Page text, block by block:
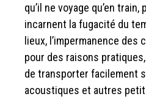
qu’il ne voyage qu’en
incarnent la fugacité du
lieux, l’impermanence des
pour des raisons
de transporter facilement
acoustiques et autres